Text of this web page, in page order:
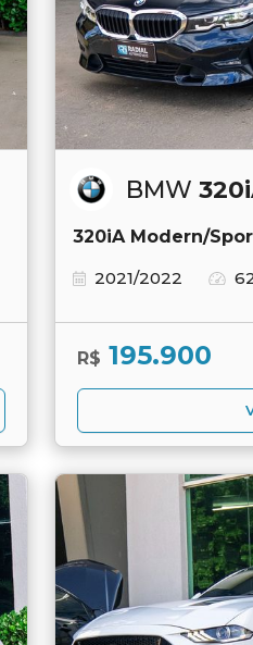
BMW
320iA Modern/
2021/2022
R$ 195.900